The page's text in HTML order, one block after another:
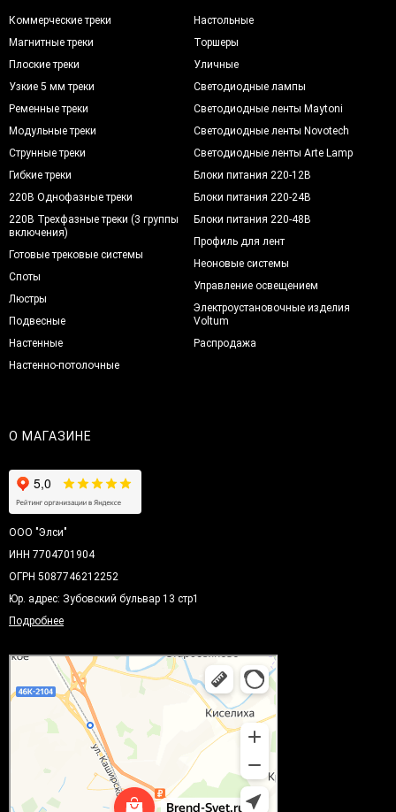
Коммерческие треки
Магнитные треки
Плоские треки
Узкие 5 мм треки
Ременные треки
Модульные треки
Струнные треки
Гибкие треки
220В Однофазные треки
220В Трехфазные треки (3 группы
включения)
Готовые трековые системы
Споты
Люстры
Подвесные
Настенные
Настенно-потолочные
Настольные
Торшеры
Уличные
Светодиодные лампы
Светодиодные ленты Maytoni
Светодиодные ленты Novotech
Светодиодные ленты Arte Lamp
Блоки питания 220-12В
Блоки питания 220-24В
Блоки питания 220-48В
Профиль для лент
Неоновые системы
Управление освещением
Электроустановочные изделия
Voltum
Распродажа
О МАГАЗИНЕ
ООО "Элси"
ИНН 7704701904
ОГРН 5087746212252
Юр. адрес: Зубовский бульвар 13 стр1
Подробнее